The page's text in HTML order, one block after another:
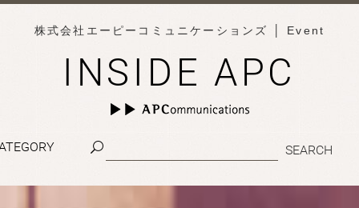
株式会社エーピーコミュニケーションズ │ Event
INSIDE APC